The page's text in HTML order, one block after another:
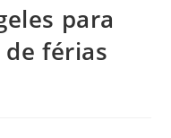
para
férias